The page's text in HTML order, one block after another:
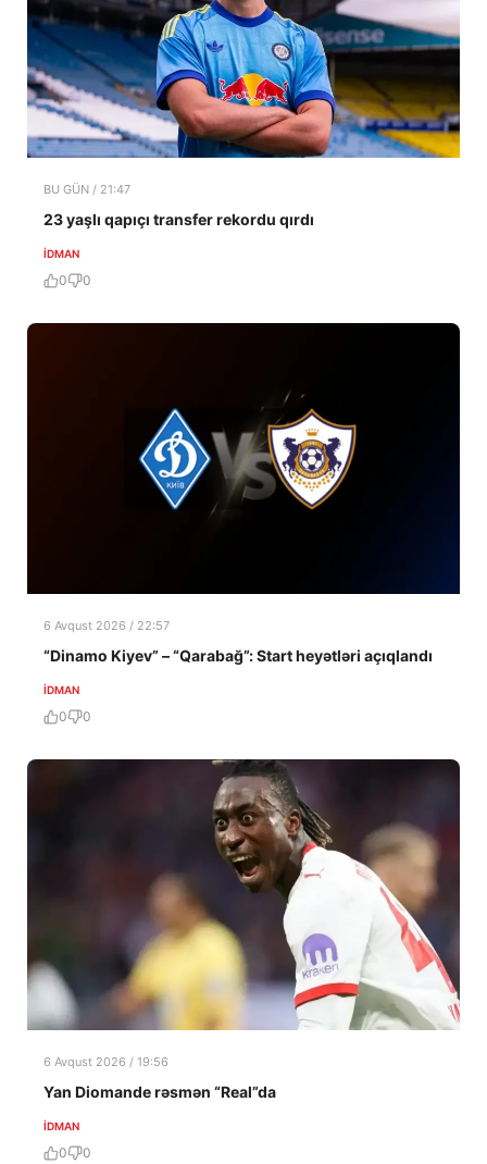
BU GÜN / 21:47
23 yaşlı qapıçı transfer rekordu qırdı
İDMAN
0 0
6 Avqust 2026 / 22:57
“Dinamo Kiyev” – “Qarabağ”: Start heyətləri açıqlandı
İDMAN
0 0
6 Avqust 2026 / 19:56
Yan Diomande rəsmən “Real”da
İDMAN
0 0